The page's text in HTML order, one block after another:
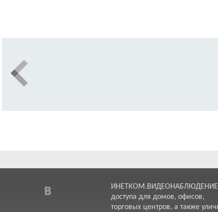
ИНЕТКОМ.ВИДЕОНАБЛЮДЕНИЕ –
доступа для домов, офисов,
торговых центров, а также